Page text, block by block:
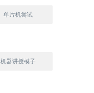
单片机尝试
机器讲授模子